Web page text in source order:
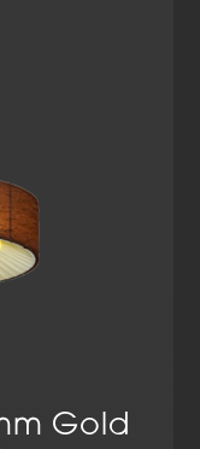
Gold